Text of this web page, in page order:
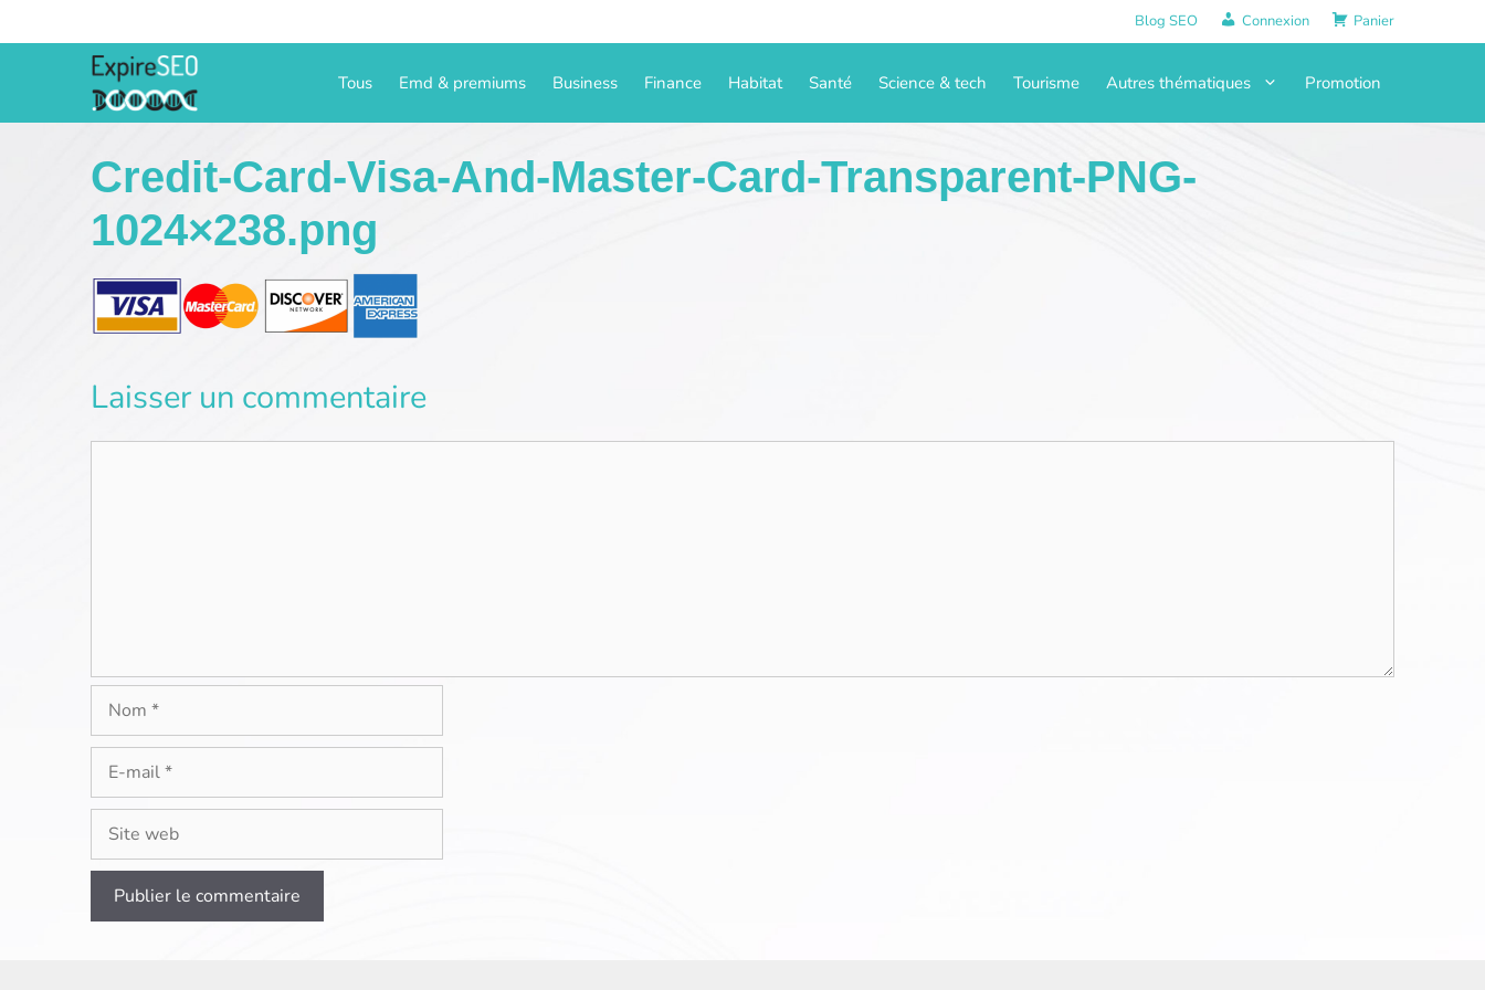
au
Blog SEO Connexion Panier
Tous Emd & premiums Business Finance Habitat Santé Science & tech Tourisme Autres thématiques Promotion
Credit-Card-Visa-And-Master-Card-Transparent-PNG-
1024×238.png
Laisser un commentaire
Nom
mail
Site
web